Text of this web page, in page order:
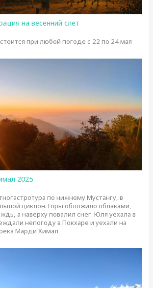
на весенний слёт
при любой погоде с 22 по 24 мая
2025
по нижнему Мустангу, в
циклон. Горы обложило облаками,
а наверху повалил снег. Юля уехала в
непогоду в Покхаре и уехали на
Марди Химал